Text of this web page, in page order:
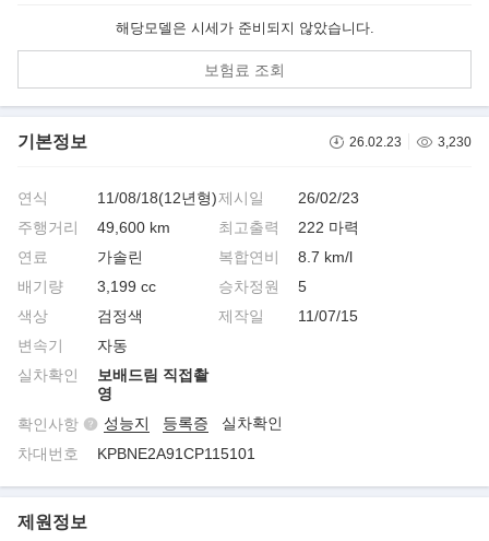
해당모델은 시세가 준비되지 않았습니다.
보험료 조회
기본정보 26.02.23 3,230
연식
11/08/18(12년형)
주행거리
49,600 km
연료
가솔린
배기량
3,199 cc
색상
검정색
변속기
자동
실차확인
보배드림 직접촬
영
제시일
26/02/23
최고출력
222 마력
복합연비
8.7 km/l
승차정원
5
제작일
11/07/15
확인사항 성능지 등록증
실차확인
차대번호
KPBNE2A91CP115101
제원정보